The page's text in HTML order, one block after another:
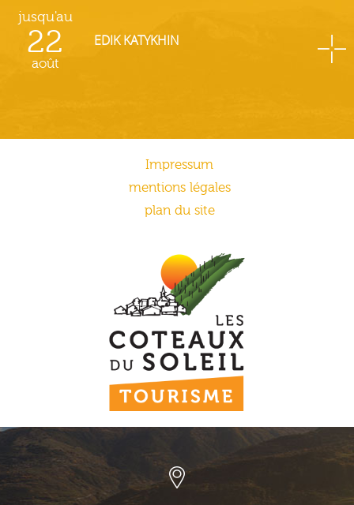
jusqu'au
22
août
EDIK KATYKHIN
Impressum
mentions légales
plan du site